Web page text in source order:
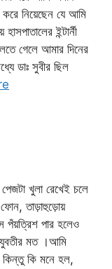
করে নিয়েছেন যে আমি
ইন্টার্নী
গেলে আমার দিনের
ডাঃ সুবীর ছিল
খুলা রেখেই চলে
তাড়াহুড়োয়
পঁয়ত্রিশ পার হলেও
যুবতীর মত ।আমি
কি মনে হল,